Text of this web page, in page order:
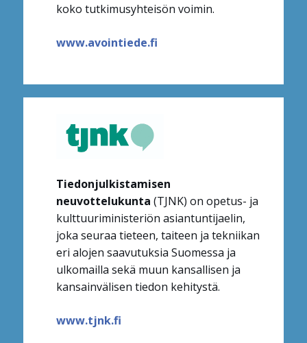
koko tutkimusyhteisön voimin.
www.avointiede.fi
Tiedonjulkistamisen
neuvottelukunta (TJNK) on opetus- ja
kulttuuriministeriön asiantuntijaelin,
joka seuraa tieteen, taiteen ja tekniikan
eri alojen saavutuksia Suomessa ja
ulkomailla sekä muun kansallisen ja
kansainvälisen tiedon kehitystä.
www.tjnk.fi